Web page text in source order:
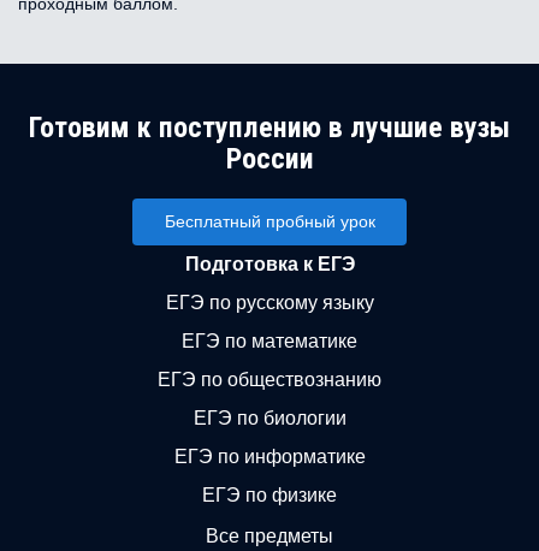
Готовим к поступлению в лучшие вузы
России
Бесплатный пробный урок
Подготовка к ЕГЭ
ЕГЭ по русскому языку
ЕГЭ по математике
ЕГЭ по обществознанию
ЕГЭ по биологии
ЕГЭ по информатике
ЕГЭ по физике
Все предметы